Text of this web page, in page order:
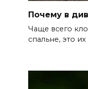
Почему в
Чаще всего
спальне, это их